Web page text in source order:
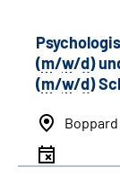
(m/w/d)
(m/w/d)
Boppard